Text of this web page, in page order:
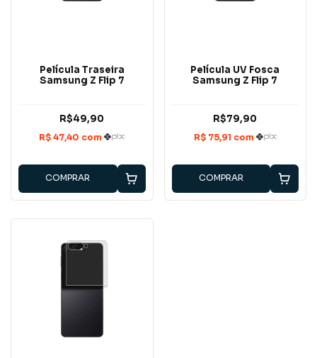
Película Traseira
Samsung Z Flip 7
R$49,90
COMPRAR
Película UV Fosca
Samsung Z Flip 7
R$79,90
COMPRAR